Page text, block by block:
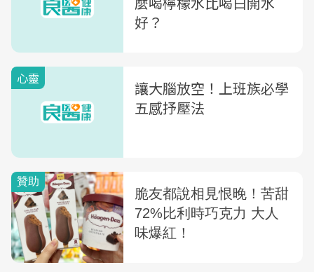
好？
心靈
讓大腦放空！上班族必學
五感抒壓法